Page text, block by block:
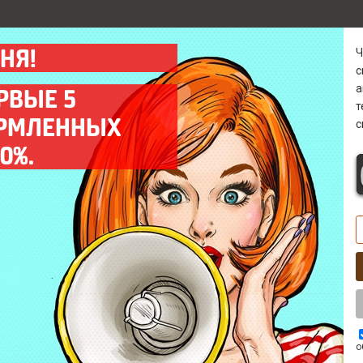
Гарантия
Предоставляем гарантию
на все выполненные
работы до 12 мес.
Диагностика 0 р
Бесплатно* выявим
причину поломки в
кратчайшие сроки.
Выезд мастера
Оперативный выезд
мастера на объект
заказчика в день заказа.
Комплектующие
Используем только
качественные запчасти
ААА класса.
5